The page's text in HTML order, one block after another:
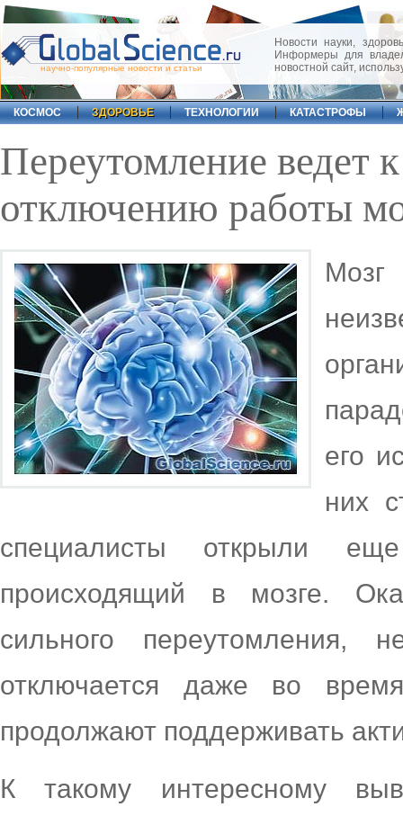
научно-популярные новости и статьи
Новости науки,
Информеры для
новостной сайт,
КОСМОС ЗДОРОВЬЕ ТЕХНОЛОГИИ КАТАСТРОФЫ
Переутомление ведет
отключению работы
его
них
специалисты открыли
происходящий в мозге.
сильного переутомления,
отключается даже во
продолжают поддерживать
К такому интересному